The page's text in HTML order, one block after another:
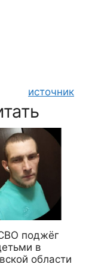
источник
поджёг
в
области